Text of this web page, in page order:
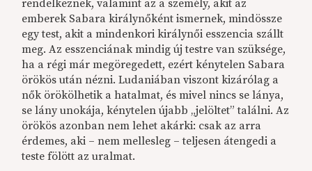
rendelkeznek, valamint az a személy, akit az
emberek Sabara királynőként ismernek, mindössze
egy test, akit a mindenkori királynői esszencia szállt
meg. Az esszenciának mindig új testre van szüksége,
ha a régi már megöregedett, ezért kénytelen Sabara
örökös után nézni. Ludaniában viszont kizárólag a
nők örökölhetik a hatalmat, és mivel nincs se lánya,
se lány unokája, kénytelen újabb „jelöltet” találni. Az
örökös azonban nem lehet akárki: csak az arra
érdemes, aki – nem mellesleg – teljesen átengedi a
teste fölött az uralmat.